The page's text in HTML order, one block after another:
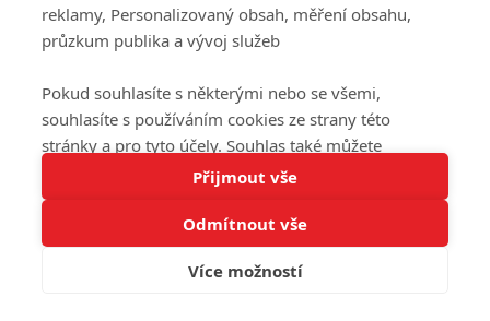
Tato stránka používá soubory cookies.
Rozumím
reklamy, Personalizovaný obsah, měření obsahu,
průzkum publika a vývoj služeb
Pokud souhlasíte s některými nebo se všemi,
souhlasíte s používáním cookies ze strany této
stránky a pro tyto účely. Souhlas také můžete
odmítnout, ale v takovém případě vám na stránce
nebudou k dispozici některé personalizované funkce.
Vaše volby souhlasu se budou vztahovat pouze na
tuto webovou stránku. Vaše nastavení a odvolání
souhlasu můžete kdykoli změnit na stránce s
Přijmout vše
Odmítnout vše
Více možností